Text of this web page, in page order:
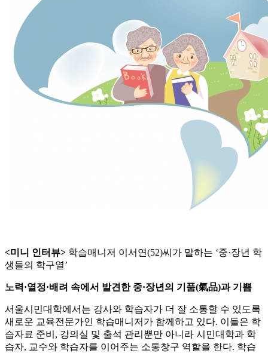
<미니 인터뷰> 학습매니저 이서연(52)씨가 말하는 ‘중·장년 학
생들의 학구열’
노력·열정·배려 속에서 발견한 중·장년의 기품(氣品)과 기쁨
서울시민대학에서는 강사와 학습자가 더 잘 소통할 수 있도록
새로운 교육전문가인 학습매니저가 함께하고 있다. 이들은 학
습자료 준비, 강의실 및 출석 관리뿐만 아니라 시민대학과 학
습자, 교수와 학습자를 이어주는 소통창구 역할을 한다. 학습